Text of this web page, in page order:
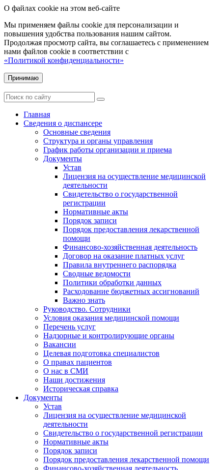
О файлах cookie на этом веб-сайте
Мы применяем файлы cookie для персонализации и
повышения удобства пользования нашим сайтом.
Продолжая просмотр сайта, вы соглашаетесь с применением
нами файлов cookie в соответствии с
«Политикой конфиденциальности»
Принимаю
Главная
Сведения о диспансере
Основные сведения
Структура и органы управления
График работы организации и приема
Документы
Устав
Лицензия на осуществление медицинской
деятельности
Свидетельство о государственной
регистрации
Нормативные акты
Порядок записи
Порядок предоставления лекарственной
помощи
Финансово-хозяйственная деятельность
Договор на оказание платных услуг
Правила внутреннего распорядка
Сводные ведомости
Политики обработки данных
Расходование бюджетных ассигнований
Важно знать
Руководство. Сотрудники
Условия оказания медицинской помощи
Перечень услуг
Надзорные и контролирующие органы
Вакансии
Целевая подготовка специалистов
О правах пациентов
О нас в СМИ
Наши достижения
Историческая справка
Документы
Устав
Лицензия на осуществление медицинской
деятельности
Свидетельство о государственной регистрации
Нормативные акты
Порядок записи
Порядок предоставления лекарственной помощи
Финансово-хозяйственная деятельность